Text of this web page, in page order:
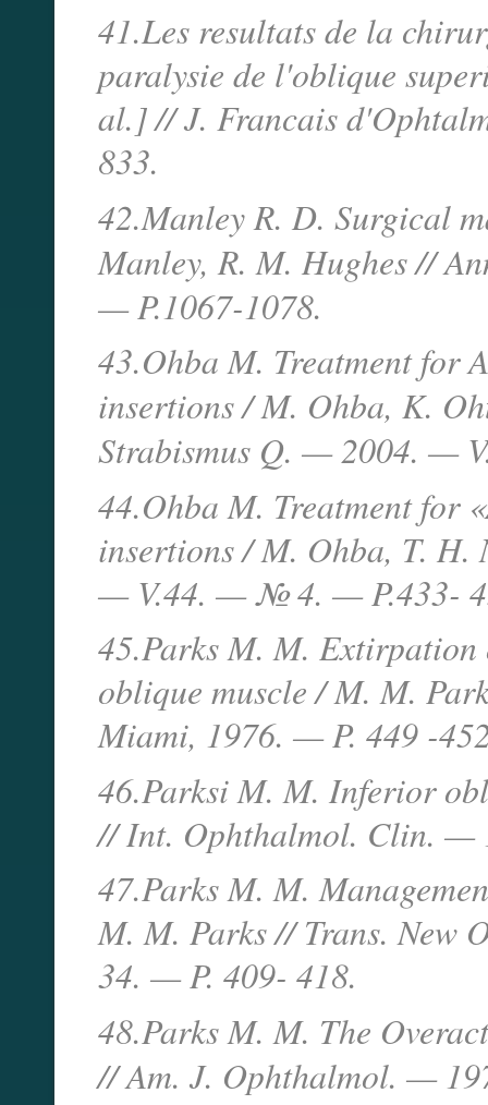
41.Les resultats de la
paralysie de l'oblique
al.] // J. Francais
833.
42.Manley R. D. Surgical
Manley, R. M. Hughes //
— P.1067-1078.
43.Ohba M. Treatment for
insertions / M. Ohba, K.
Strabismus Q. — 2004. —
44.Ohba M. Treatment for
insertions / M. Ohba, T.
— V.44. — № 4. — P.433-
45.Parks M. M.
oblique muscle / M. M.
Miami, 1976. — P. 449 -
46.Parksi M. M. Inferior
// Int. Ophthalmol. Clin.
47.Parks M. M.
M. M. Parks // Trans.
34. — P. 409- 418.
48.Parks M. M. The
// Am. J. Ophthalmol. —